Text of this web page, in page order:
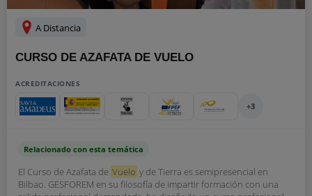
A Distancia
CURSO DE AZAFATA DE VUELO
ACREDITACIONES
+3
Relacionado con esta temática
El Curso de Azafata de Vuelo y de Tierra es semipresencial en
Bilbao. GESFOREM en su filosofía de impartir formación con una